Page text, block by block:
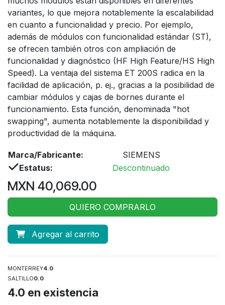
variantes, lo que mejora notablemente la escalabilidad
en cuanto a funcionalidad y precio. Por ejemplo,
además de módulos con funcionalidad estándar (ST),
se ofrecen también otros con ampliación de
funcionalidad y diagnóstico (HF High Feature/HS High
Speed). La ventaja del sistema ET 200S radica en la
facilidad de aplicación, p. ej., gracias a la posibilidad de
cambiar módulos y cajas de bornes durante el
funcionamiento. Esta función, denominada "hot
swapping", aumenta notablemente la disponibilidad y
productividad de la máquina.
Marca/Fabricante:
SIEMENS
Estatus:
Descontinuado
MXN 40,069.00
QUIERO COMPRARLO
Agregar al carrito
MONTERREY4.0
SALTILLO0.0
4.0 en existencia